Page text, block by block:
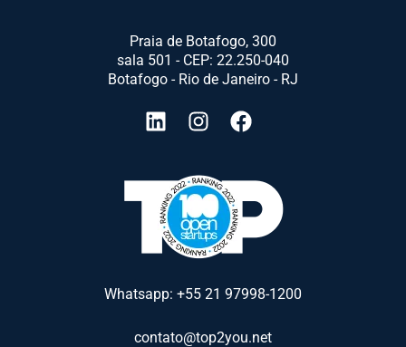
Praia de Botafogo, 300
sala 501 - CEP: 22.250-040
Botafogo - Rio de Janeiro - RJ
Whatsapp: +55 21 97998-1200
contato@top2you.net